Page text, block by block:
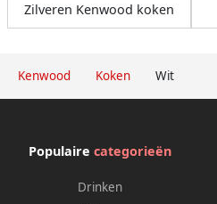
Kenwood Koken Wit
Zilveren Kenwood koken
Populaire categorieën
Drinken